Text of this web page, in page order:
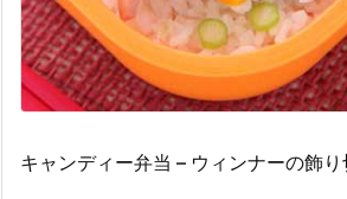
キャンディー弁当 – ウィンナーの飾り